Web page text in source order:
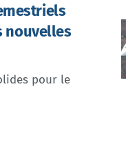
nouvelles
pour le